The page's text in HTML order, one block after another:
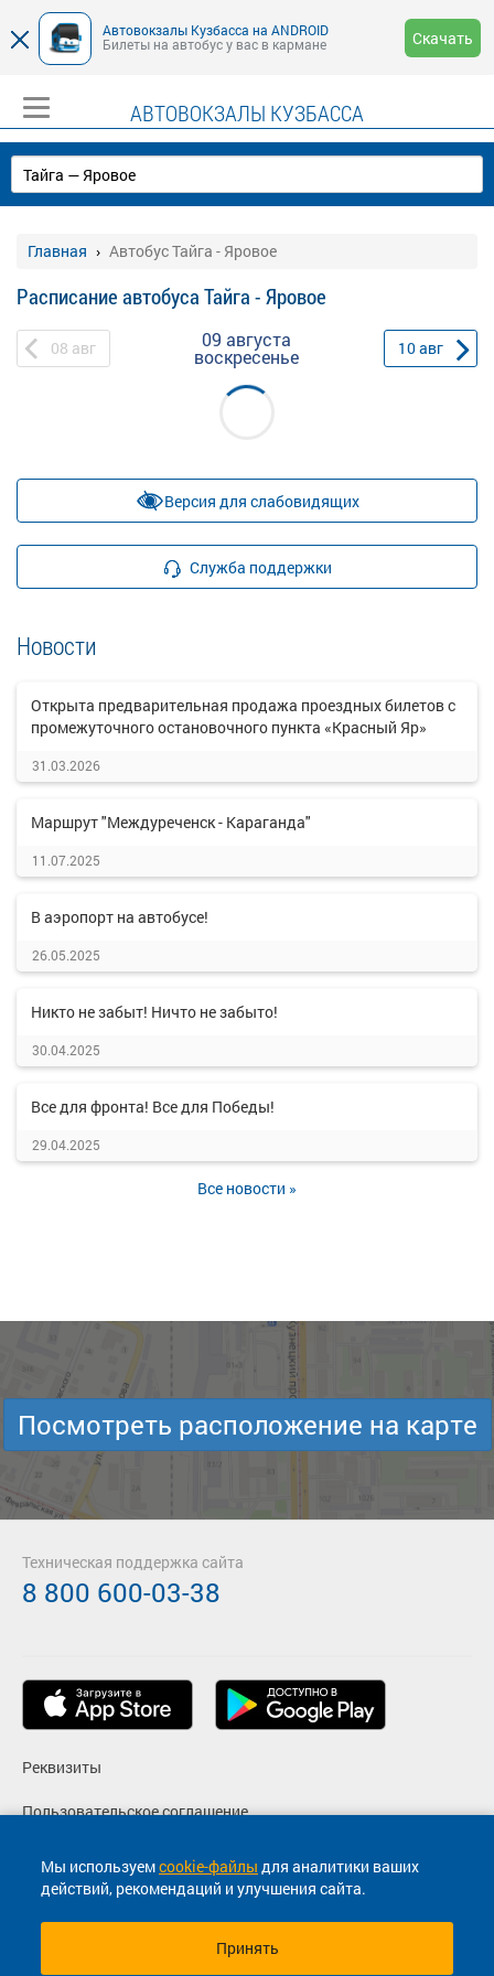
Автовокзалы Кузбасса на ANDROID
Билеты на автобус у вас в кармане
Скачать
АВТОВОКЗАЛЫ КУЗБАССА
Главная Автобус Тайга - Яровое
Расписание автобуса Тайга - Яровое
08 авг 09 августа
воскресенье 10авг
Версия для слабовидящих
Служба поддержки
Новости
Открыта предварительная продажа проездных билетов с
промежуточного остановочного пункта «Красный Яр»
31.03.2026
Маршрут "Междуреченск - Караганда"
11.07.2025
В аэропорт на автобусе!
26.05.2025
Никто не забыт! Ничто не забыто!
30.04.2025
Все для фронта! Все для Победы!
29.04.2025
Все новости »
Мы используемcookie-файлы для аналитики ваших
действий, рекомендаций и улучшения сайта.
Принять
Посмотреть расположение на карте
Реквизиты
Пользовательское соглашение
Политика конфиденциальности
Согласие на маркетинговые сообщения
Техническая поддержка сайта
8 800 600-03-38
© 2013-2026, ООО "Капитал"- Онлайн сервис продажи